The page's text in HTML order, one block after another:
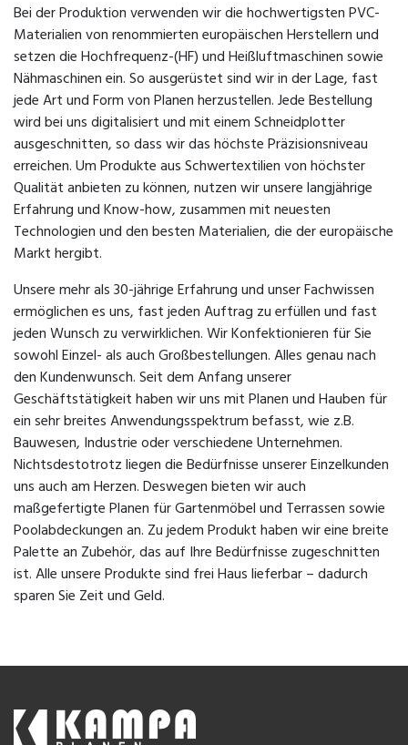
Bei der Produktion verwenden wir die hochwertigsten PVC-
Materialien von renommierten europäischen Herstellern und
setzen die Hochfrequenz-(HF) und Heißluftmaschinen sowie
Nähmaschinen ein. So ausgerüstet sind wir in der Lage, fast
jede Art und Form von Planen herzustellen. Jede Bestellung
wird bei uns digitalisiert und mit einem Schneidplotter
ausgeschnitten, so dass wir das höchste Präzisionsniveau
erreichen. Um Produkte aus Schwertextilien von höchster
Qualität anbieten zu können, nutzen wir unsere langjährige
Erfahrung und Know-how, zusammen mit neuesten
Technologien und den besten Materialien, die der europäische
Markt hergibt.
Unsere mehr als 30-jährige Erfahrung und unser Fachwissen
ermöglichen es uns, fast jeden Auftrag zu erfüllen und fast
jeden Wunsch zu verwirklichen. Wir Konfektionieren für Sie
sowohl Einzel- als auch Großbestellungen. Alles genau nach
den Kundenwunsch. Seit dem Anfang unserer
Geschäftstätigkeit haben wir uns mit Planen und Hauben für
ein sehr breites Anwendungsspektrum befasst, wie z.B.
Bauwesen, Industrie oder verschiedene Unternehmen.
Nichtsdestotrotz liegen die Bedürfnisse unserer Einzelkunden
uns auch am Herzen. Deswegen bieten wir auch
maßgefertigte Planen für Gartenmöbel und Terrassen sowie
Poolabdeckungen an. Zu jedem Produkt haben wir eine breite
Palette an Zubehör, das auf Ihre Bedürfnisse zugeschnitten
ist. Alle unsere Produkte sind frei Haus lieferbar – dadurch
sparen Sie Zeit und Geld.